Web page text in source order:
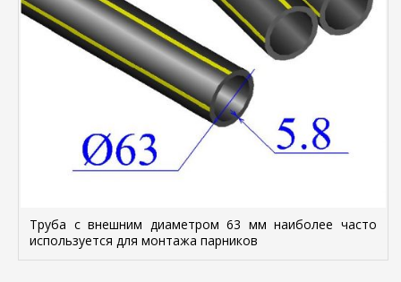
Труба с внешним диаметром 63 мм наиболее часто
используется для монтажа парников